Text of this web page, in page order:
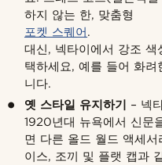
하지 않는 한, 맞춤형
포켓 스퀘어.
대신, 넥타이에서 강조
택하세요, 예를 들어 화
니다.
옛 스타일 유지하기 – 넥
1920년대 뉴욕에서 신문
면 다른 올드 월드 액세
이스, 조끼 및 플랫 캡과